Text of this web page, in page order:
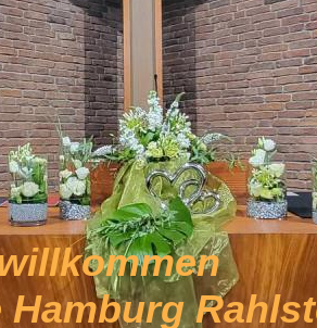
Hamburg